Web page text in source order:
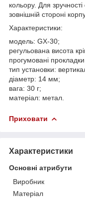
кольору. Для
зовнішній стороні
Характеристики:
модель: GX-30;
регульована висота
прогумовані
тип установки:
діаметр: 14 мм;
вага: 30 г;
матеріал: метал.
Приховати
Характеристики
Основні атрибути
Виробник
Матеріал